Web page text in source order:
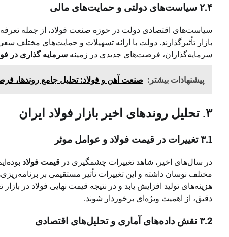
۲.۴ سیاست‌های دولتی و حمایت‌های مالی
سیاست‌های اقتصادی دولت در حوزه صنعت فولاد، از جمله
بازار تأثیرگذارند. دولت با ارائه تسهیلات و حمایت‌های مختلف
سرمایه‌گذاران، فرصت‌های جدیدی در زمینه سرمایه گذاری در
پیشنهادات بیشتر: صنعت آهن و فولاد: تحلیل جامع روندها،
۳. تحلیل روندهای اخیر بازار فولاد ایران
۳.1 تغییرات در قیمت فولاد و عوامل موثر
در سال‌های اخیر، شاهد تغییرات چشمگیری در قیمت فولاد
مختلف نوسان داشته و این تغییرات تأثیر مستقیمی بر
هزینه‌های تولید افزایش یابد و در نتیجه قیمت نهایی فولاد در
دقیق، از اهمیت ویژه‌ای برخوردار شوند.
۳.2 نقش داده‌های آماری و تحلیل‌های اقتصادی